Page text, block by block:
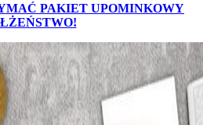
PAKIET UPOMINKOWY